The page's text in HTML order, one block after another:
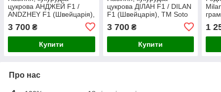
цукрова АНДЖЕЙ F1 /
ANDZHEY F1 (Швейцарія),
3 700 ₴
Купити
цукрова ДІЛАН F1 / DILAN
F1 (Швейцарія), ТМ Soto
3 700₴
Купити
1
Про нас